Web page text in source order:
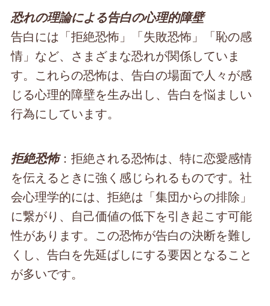
恐れの理論による告白の心理的障壁
告白には「拒絶恐怖」「失敗恐怖」「恥の感
情」など、さまざまな恐れが関係していま
す。これらの恐怖は、告白の場面で人々が感
じる心理的障壁を生み出し、告白を悩ましい
行為にしています。
拒絶恐怖：拒絶される恐怖は、特に恋愛感情
を伝えるときに強く感じられるものです。社
会心理学的には、拒絶は「集団からの排除」
に繋がり、自己価値の低下を引き起こす可能
性があります。この恐怖が告白の決断を難し
くし、告白を先延ばしにする要因となること
が多いです。